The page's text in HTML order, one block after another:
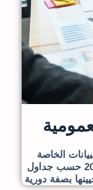
الخاصة
بالصفقات المنجزة للفترة 2018-2023 حسب جداول
بصفة دورية